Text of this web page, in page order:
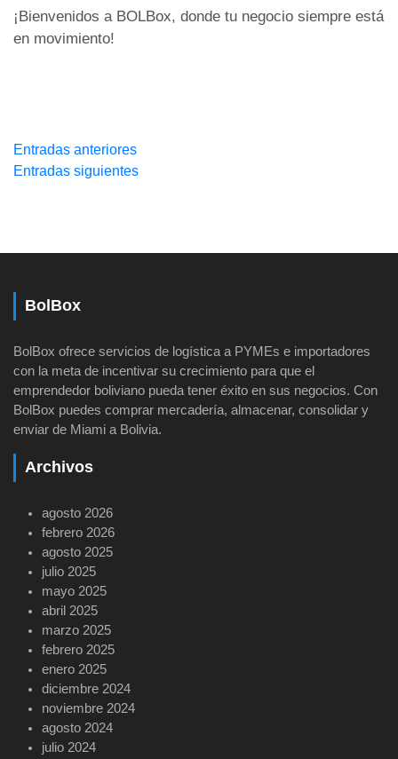
¡Bienvenidos a BOLBox, donde tu negocio siempre está
en movimiento!
Navegación
Entradas anteriores
Entradas siguientes
BolBox
BolBox ofrece servicios de logística a PYMEs e importadores
con la meta de incentivar su crecimiento para que el
emprendedor boliviano pueda tener éxito en sus negocios. Con
BolBox puedes comprar mercadería, almacenar, consolidar y
enviar de Miami a Bolivia.
Archivos
agosto 2026
febrero 2026
agosto 2025
julio 2025
mayo 2025
abril 2025
marzo 2025
febrero 2025
enero 2025
diciembre 2024
noviembre 2024
agosto 2024
julio 2024